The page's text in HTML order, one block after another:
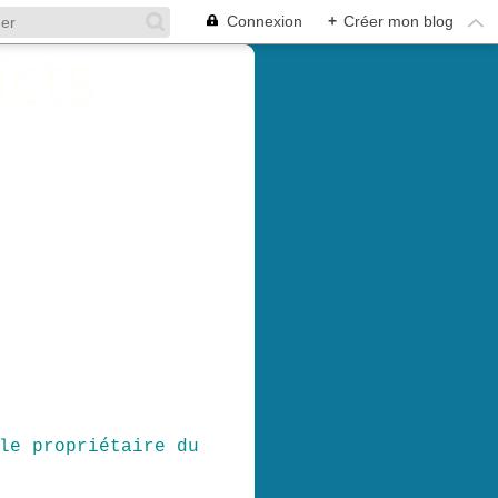
Connexion + Créer mon blog
propriétaire du